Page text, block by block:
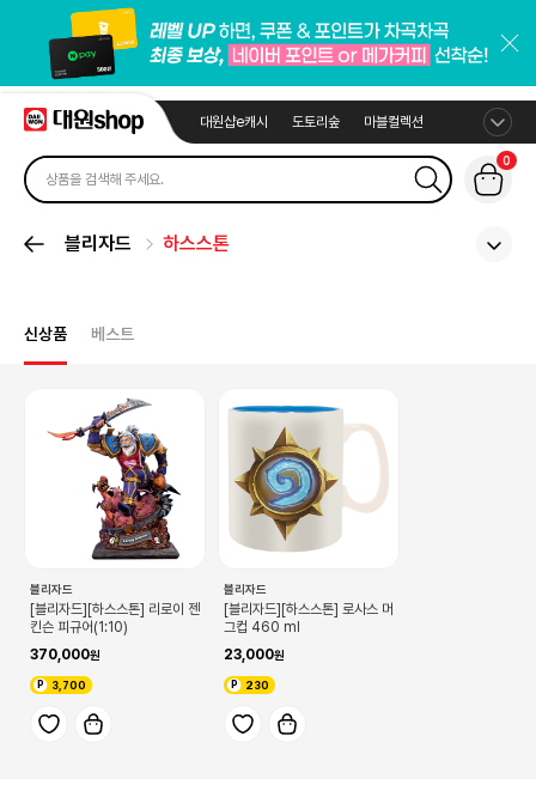
대원샵e캐시 도토리숲 마블컬렉션
0
블리자드 하스스톤
신상품 베스트
블리자드
[블리자드][하스스톤] 리로이 젠
킨슨 피규어(1:10)
370,000
3,700
블리자드
[블리자드][하스스톤] 로사스 머
그컵 460 ml
23,000
230